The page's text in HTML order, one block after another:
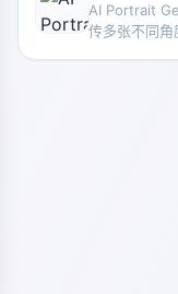
AI Portrait
传多张不同角